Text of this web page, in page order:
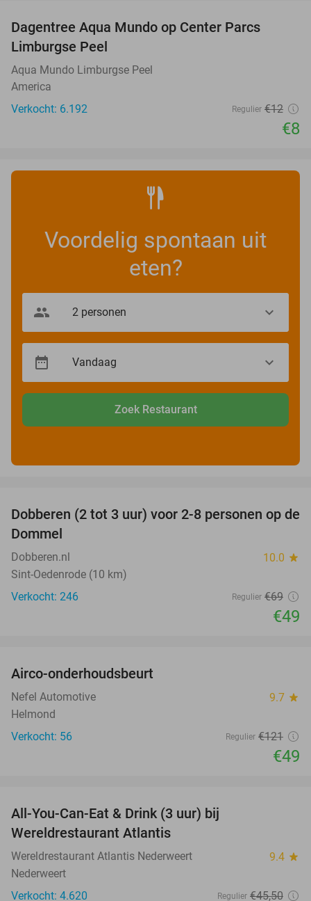
Dagentree Aqua Mundo op Center Parcs
Limburgse Peel
Aqua Mundo Limburgse Peel
America
Verkocht: 6.192
Regulier €12
€8
Voordelig spontaan uit
eten?
Zoek Restaurant
29%
Dobberen (2 tot 3 uur) voor 2-8 personen op de
Dommel
Dobberen.nl 10.0 star
Sint-Oedenrode (10 km)
Verkocht: 246
Regulier €69
€49
Airco-onderhoudsbeurt
Nefel Automotive 9.7 star
Helmond
Verkocht: 56
Regulier €121
€49
All-You-Can-Eat & Drink (3 uur) bij
Wereldrestaurant Atlantis
Wereldrestaurant Atlantis Nederweert 9.4 star
Nederweert
Verkocht: 4.620
Regulier €45,50